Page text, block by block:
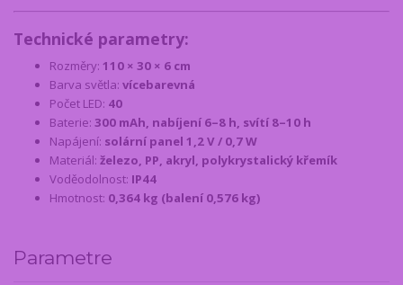
Technické parametry:
Rozměry: 110 × 30 × 6 cm
Barva světla: vícebarevná
Počet LED: 40
Baterie: 300 mAh, nabíjení 6–8 h, svítí 8–10 h
Napájení: solární panel 1,2 V / 0,7 W
Materiál: železo, PP, akryl, polykrystalický křemík
Voděodolnost: IP44
Hmotnost: 0,364 kg (balení 0,576 kg)
Parametre